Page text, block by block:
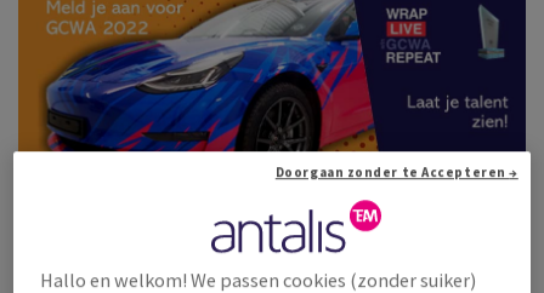
VAN
Hallo en welkom! We passen cookies (zonder suiker)
Doorgaan zonder te Accepteren →